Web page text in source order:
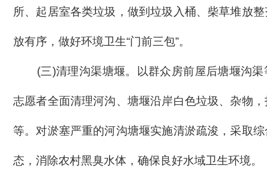
所、起居室各类垃圾，做到垃圾入桶、柴草堆放
放有序，做好环境卫生“门前三包”。
(三)清理沟渠塘堰。 以群众房前屋后塘堰沟
志愿者全面清理河沟、塘堰沿岸白色垃圾、杂物
等。对淤塞严重的河沟塘堰实施清淤疏浚，采取
态，消除农村黑臭水体，确保良好水域卫生环境。